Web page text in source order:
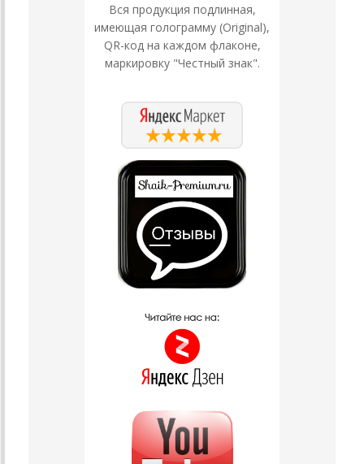
Вся продукция подлинная,
имеющая голограмму (Original),
QR-код на каждом флаконе,
маркировку "Честный знак".